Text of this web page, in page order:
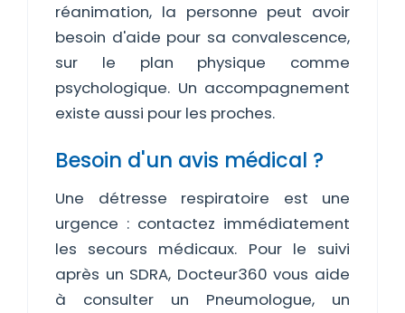
réanimation, la personne peut avoir
besoin d'aide pour sa convalescence,
sur le plan physique comme
psychologique. Un accompagnement
existe aussi pour les proches.
Besoin d'un avis médical ?
Une détresse respiratoire est une
urgence : contactez immédiatement
les secours médicaux. Pour le suivi
après un SDRA, Docteur360 vous aide
à consulter un Pneumologue, un